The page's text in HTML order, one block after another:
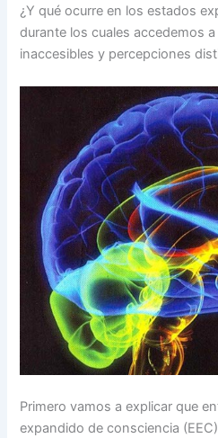
¿Y qué ocurre en los estados
durante los cuales accedemos
inaccesibles y percepciones
Primero vamos a explicar que
expandido de consciencia